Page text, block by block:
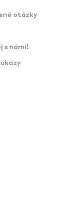
otázky
s námi!